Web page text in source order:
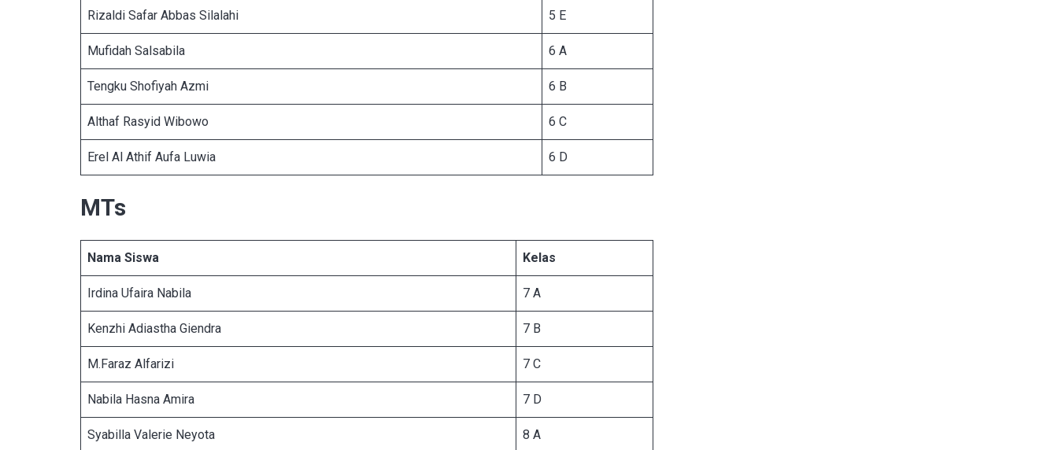
Rizaldi Safar Abbas Silalahi 5 E
Mufidah Salsabila 6 A
Tengku Shofiyah Azmi 6 B
Althaf Rasyid Wibowo 6 C
Erel Al Athif Aufa Luwia 6 D
MTs
Nama Siswa Kelas
Irdina Ufaira Nabila 7 A
Kenzhi Adiastha Giendra 7 B
M.Faraz Alfarizi 7 C
Nabila Hasna Amira 7 D
Syabilla Valerie Neyota 8 A